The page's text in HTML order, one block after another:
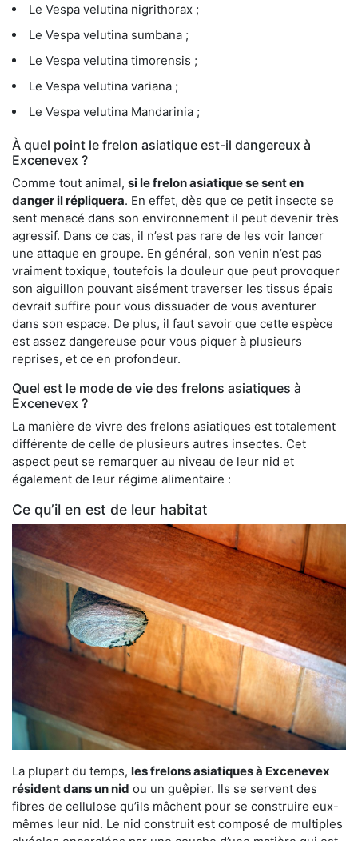
Le Vespa velutina nigrithorax ;
Le Vespa velutina sumbana ;
Le Vespa velutina timorensis ;
Le Vespa velutina variana ;
Le Vespa velutina Mandarinia ;
À quel point le frelon asiatique est-il dangereux à
Excenevex ?
Comme tout animal, si le frelon asiatique se sent en
danger il répliquera. En effet, dès que ce petit insecte se
sent menacé dans son environnement il peut devenir très
agressif. Dans ce cas, il n’est pas rare de les voir lancer
une attaque en groupe. En général, son venin n’est pas
vraiment toxique, toutefois la douleur que peut provoquer
son aiguillon pouvant aisément traverser les tissus épais
devrait suffire pour vous dissuader de vous aventurer
dans son espace. De plus, il faut savoir que cette espèce
est assez dangereuse pour vous piquer à plusieurs
reprises, et ce en profondeur.
Quel est le mode de vie des frelons asiatiques à
Excenevex ?
La manière de vivre des frelons asiatiques est totalement
différente de celle de plusieurs autres insectes. Cet
aspect peut se remarquer au niveau de leur nid et
également de leur régime alimentaire :
Ce qu’il en est de leur habitat
La plupart du temps, les frelons asiatiques à Excenevex
résident dans un nid ou un guêpier. Ils se servent des
fibres de cellulose qu’ils mâchent pour se construire eux-
mêmes leur nid. Le nid construit est composé de multiples